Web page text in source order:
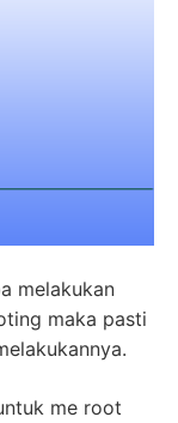
melakukan
maka pasti
me root